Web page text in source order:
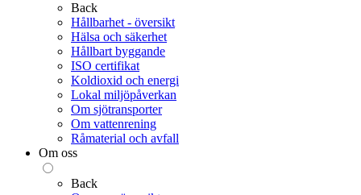
Back
Hållbarhet - översikt
Hälsa och säkerhet
Hållbart byggande
ISO certifikat
Koldioxid och energi
Lokal miljöpåverkan
Om sjötransporter
Om vattenrening
Råmaterial och avfall
Om oss
Back